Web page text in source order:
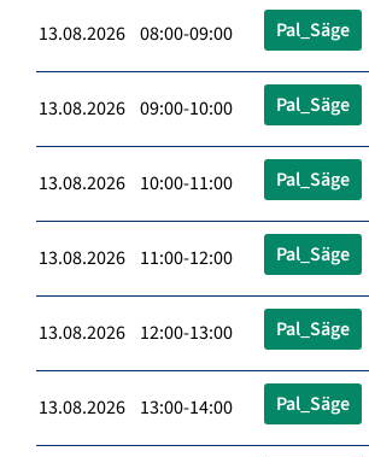
13.08.2026 08:00-09:00 Pal_Säge
13.08.2026 09:00-10:00 Pal_Säge
13.08.2026 10:00-11:00 Pal_Säge
13.08.2026 11:00-12:00 Pal_Säge
13.08.2026 12:00-13:00 Pal_Säge
13.08.2026 13:00-14:00 Pal_Säge